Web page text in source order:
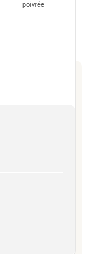
poivrée